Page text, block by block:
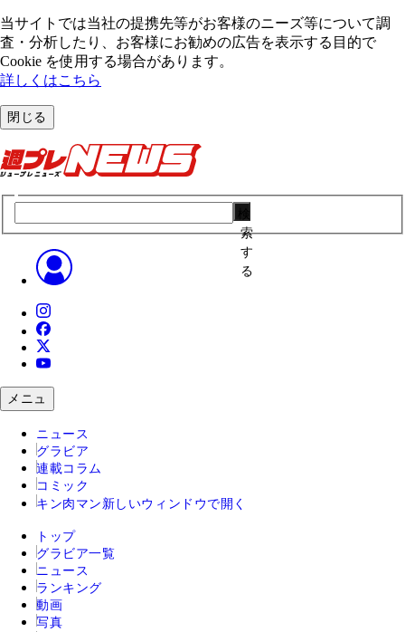
当サイトでは当社の提携先等がお客様のニーズ等について調
査・分析したり、お客様にお勧めの広告を表⽰する⽬的で
Cookie を使⽤する場合があります。
詳しくはこちら
閉じる
索
す
る
メニュ
ニュース
グラビア
連載コラム
コミック
キン肉マン 新しいウィンドウで開く
トップ
グラビア一覧
ニュース
ランキング
動画
写真